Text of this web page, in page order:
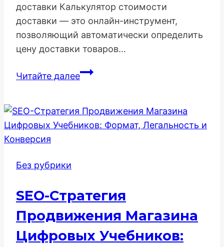
доставки Калькулятор стоимости
доставки — это онлайн-инструмент,
позволяющий автоматически определить
цену доставки товаров…
Читайте далееКалькулятор
зачем
он
помогает
пользователям
Без рубрики
SEO-Стратегия
Продвижения Магазина
Цифровых Учебников: